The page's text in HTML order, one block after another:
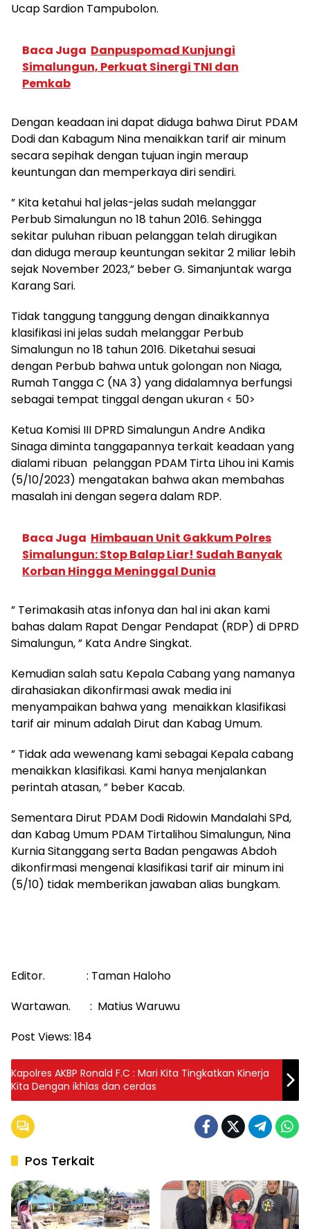
Ucap Sardion Tampubolon.
Baca Juga Danpuspomad Kunjungi
Simalungun, Perkuat Sinergi TNI dan
Pemkab
Dengan keadaan ini dapat diduga bahwa Dirut PDAM
Dodi dan Kabagum Nina menaikkan tarif air minum
secara sepihak dengan tujuan ingin meraup
keuntungan dan memperkaya diri sendiri.
” Kita ketahui hal jelas-jelas sudah melanggar
Perbub Simalungun no 18 tahun 2016. Sehingga
sekitar puluhan ribuan pelanggan telah dirugikan
dan diduga meraup keuntungan sekitar 2 miliar lebih
sejak November 2023,” beber G. Simanjuntak warga
Karang Sari.
Tidak tanggung tanggung dengan dinaikkannya
klasifikasi ini jelas sudah melanggar Perbub
Simalungun no 18 tahun 2016. Diketahui sesuai
dengan Perbub bahwa untuk golongan non Niaga,
Rumah Tangga C (NA 3) yang didalamnya berfungsi
sebagai tempat tinggal dengan ukuran < 50>
Ketua Komisi III DPRD Simalungun Andre Andika
Sinaga diminta tanggapannya terkait keadaan yang
dialami ribuan pelanggan PDAM Tirta Lihou ini Kamis
(5/10/2023) mengatakan bahwa akan membahas
masalah ini dengan segera dalam RDP.
Baca Juga Himbauan Unit Gakkum Polres
Simalungun: Stop Balap Liar! Sudah Banyak
Korban Hingga Meninggal Dunia
” Terimakasih atas infonya dan hal ini akan kami
bahas dalam Rapat Dengar Pendapat (RDP) di DPRD
Simalungun, ” Kata Andre Singkat.
Kemudian salah satu Kepala Cabang yang namanya
dirahasiakan dikonfirmasi awak media ini
menyampaikan bahwa yang menaikkan klasifikasi
tarif air minum adalah Dirut dan Kabag Umum.
” Tidak ada wewenang kami sebagai Kepala cabang
menaikkan klasifikasi. Kami hanya menjalankan
perintah atasan, ” beber Kacab.
Sementara Dirut PDAM Dodi Ridowin Mandalahi SPd,
dan Kabag Umum PDAM Tirtalihou Simalungun, Nina
Kurnia Sitanggang serta Badan pengawas Abdoh
dikonfirmasi mengenai klasifikasi tarif air minum ini
(5/10) tidak memberikan jawaban alias bungkam.
Editor. : Taman Haloho
Wartawan. : Matius Waruwu
Post Views: 184
Kapolres AKBP Ronald F.C : Mari Kita Tingkatkan Kinerja
Kita Dengan ikhlas dan cerdas
Pos Terkait